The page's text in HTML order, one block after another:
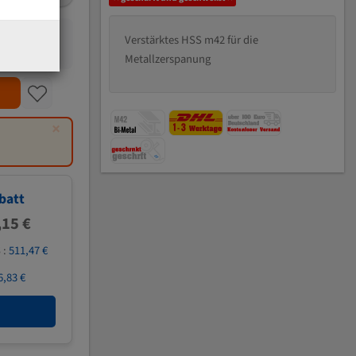
×
€
:511,47 €
€
Verstärktes HSS m42 für die
Metallzerspanung